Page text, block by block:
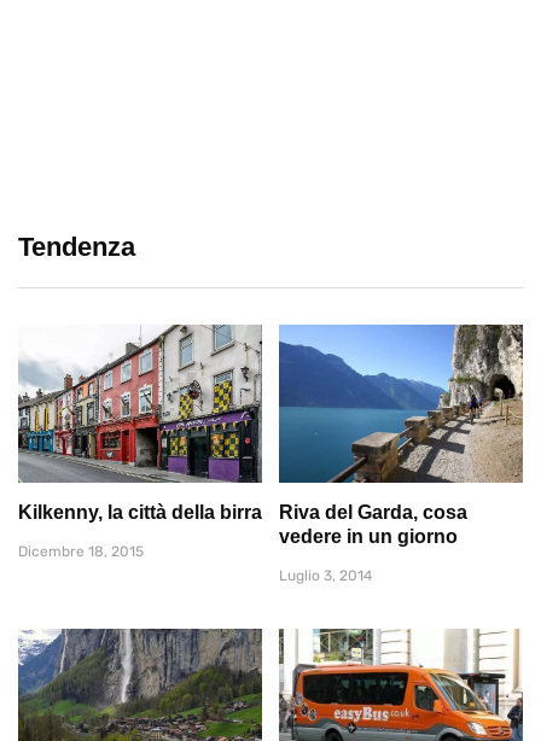
Tendenza
Kilkenny, la città della birra
Dicembre 18, 2015
Riva del Garda, cosa
vedere in un giorno
Luglio 3, 2014